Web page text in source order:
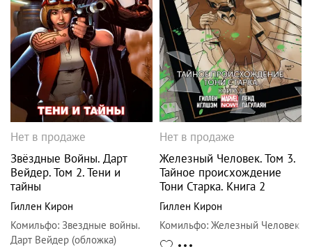
Нет в продаже
Звёздные Войны. Дарт
Вейдер. Том 2. Тени и
тайны
Гиллен Кирон
Комильфо: Звездные войны.
Дарт Вейдер (обложка)
Нет в продаже
Железный Человек. Том 3.
Тайное происхождение
Тони Старка. Книга 2
Гиллен Кирон
Комильфо: Железный Человек